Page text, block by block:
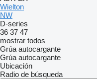
Wielton
NW
D-series
36 37 47
mostrar todos
Grúa autocargante
Grúa autocargante
Ubicación
Radio de búsqueda